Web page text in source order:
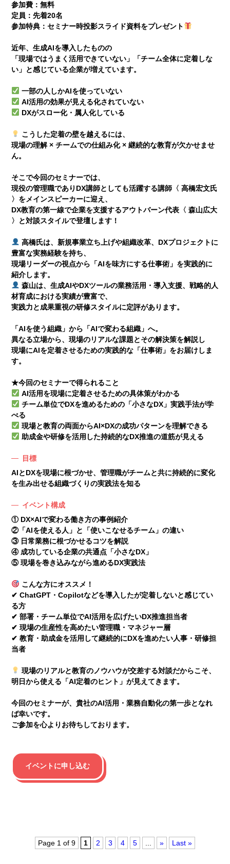
参加費：無料
定員：先着20名
参加特典：セミナー時投影スライド資料をプレゼント
近年、生成AIを導入したものの
「現場ではうまく活用できていない」「チーム全体に定着しな
い」と感じている企業が増えています。
一部の人しかAIを使っていない
AI活用の効果が見える化されていない
DXがスロー化・属人化している
こうした定着の壁を越えるには、
現場の理解 × チームでの仕組み化 × 継続的な教育が欠かせませ
ん。
そこで今回のセミナーでは、
現役の管理職でありDX講師としても活躍する講師〈 高橋宏文氏
〉をメインスピーカーに迎え、
DX教育の第一線で企業を支援するアウトバーン代表〈 森山広大
〉と対談スタイルで登壇します！
高橋氏は、新規事業立ち上げや組織改革、DXプロジェクトに
豊富な実務経験を持ち、
現場リーダーの視点から「AIを味方にする仕事術」を実践的に
紹介します。
森山は、生成AIやDXツールの業務活用・導入支援、戦略的人
材育成における実績が豊富で、
実践力と成果重視の研修スタイルに定評があります。
「AIを使う組織」から「AIで変わる組織」へ。
異なる立場から、現場のリアルな課題とその解決策を解説し
現場にAIを定着させるための実践的な「仕事術」をお届けしま
す。
★今回のセミナーで得られること
AI活用を現場に定着させるための具体策がわかる
チーム単位でDXを進めるための「小さなDX」実践手法が学
べる
現場と教育の両面からAI×DXの成功パターンを理解できる
助成金や研修を活用した持続的なDX推進の道筋が見える
目標
AIとDXを現場に根づかせ、管理職がチームと共に持続的に変化
を生み出せる組織づくりの実践法を知る
イベント構成
① DX×AIで変わる働き方の事例紹介
②「AIを使える人」と「使いこなせるチーム」の違い
③ 日常業務に根づかせるコツを解説
④ 成功している企業の共通点「小さなDX」
⑤ 現場を巻き込みながら進めるDX実践法
こんな方にオススメ！
✔ ChatGPT・Copilotなどを導入したが定着しないと感じてい
る方
✔ 部署・チーム単位でAI活用を広げたいDX推進担当者
✔ 現場の生産性を高めたい管理職・マネジャー層
✔ 教育・助成金を活用して継続的にDXを進めたい人事・研修担
当者
現場のリアルと教育のノウハウが交差する対談だからこそ、
明日から使える「AI定着のヒント」が見えてきます。
今回のセミナーが、貴社のAI活用・業務自動化の第一歩となれ
ば幸いです。
ご参加を心よりお待ちしております。
イベントに申し込む
Page 1 of 9 1 2 3 4 5 » Last »